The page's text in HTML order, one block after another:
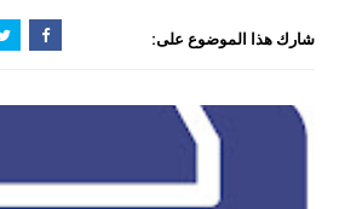
شارك هذا الموضوع على: